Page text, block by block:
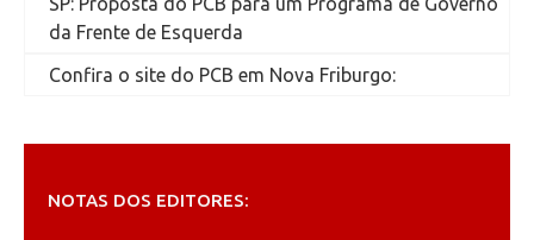
da Frente de Esquerda
Confira o site do PCB em Nova Friburgo:
NOTAS DOS EDITORES: